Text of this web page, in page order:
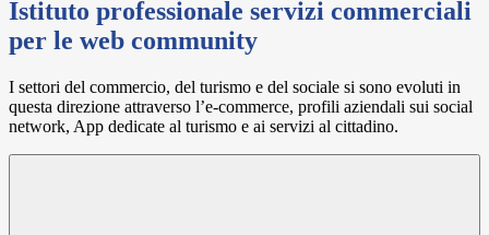
Istituto professionale servizi commerciali
per le web community
I settori del commercio, del turismo e del sociale si sono evoluti in
questa direzione attraverso l’e-commerce, profili aziendali sui social
network, App dedicate al turismo e ai servizi al cittadino.